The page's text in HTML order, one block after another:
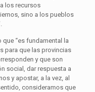
los recursos
sino a los pueblos
“es fundamental la
para que las provincias
y que son
social, dar respuesta a
y apostar, a la vez, al
consideramos que